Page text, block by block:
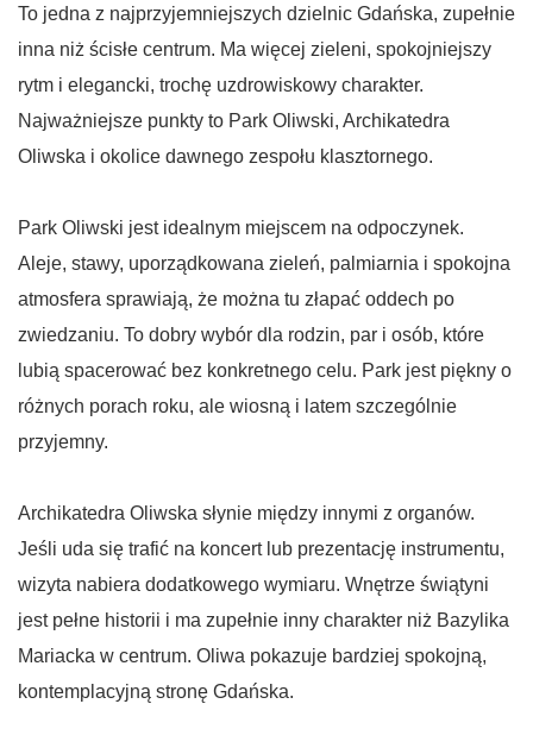
To jedna z najprzyjemniejszych dzielnic Gdańska, zupełnie
inna niż ścisłe centrum. Ma więcej zieleni, spokojniejszy
rytm i elegancki, trochę uzdrowiskowy charakter.
Najważniejsze punkty to Park Oliwski, Archikatedra
Oliwska i okolice dawnego zespołu klasztornego.
Park Oliwski jest idealnym miejscem na odpoczynek.
Aleje, stawy, uporządkowana zieleń, palmiarnia i spokojna
atmosfera sprawiają, że można tu złapać oddech po
zwiedzaniu. To dobry wybór dla rodzin, par i osób, które
lubią spacerować bez konkretnego celu. Park jest piękny o
różnych porach roku, ale wiosną i latem szczególnie
przyjemny.
Archikatedra Oliwska słynie między innymi z organów.
Jeśli uda się trafić na koncert lub prezentację instrumentu,
wizyta nabiera dodatkowego wymiaru. Wnętrze świątyni
jest pełne historii i ma zupełnie inny charakter niż Bazylika
Mariacka w centrum. Oliwa pokazuje bardziej spokojną,
kontemplacyjną stronę Gdańska.